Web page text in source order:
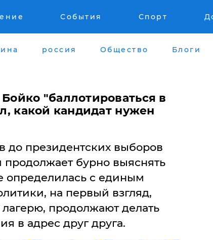
События Спорт
россия Общество Блоги
"баллотироваться в
какой кандидат нужен
до президентских выборов
бурно выяснять
определилась с единым
на первый взгляд,
продолжают делать
в адрес друг друга.